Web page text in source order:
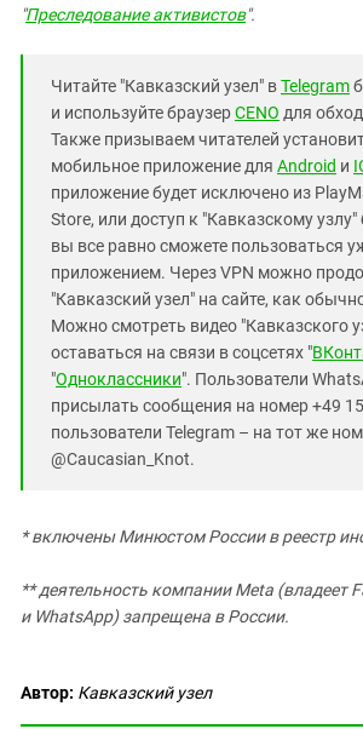
"Преследование активистов".
Читайте "Кавказский узел" вTelegram
и используйте браузерCENO для
Также призываем читателей
мобильное приложение для Android и
приложение будет исключено из
Store, или доступ к "Кавказскому узлу"
вы все равно сможете пользоваться
приложением. Через VPN можно
"Кавказский узел" на сайте, как
Можно смотреть видео "Кавказского
оставаться на связи в соцсетях "
"Одноклассники". Пользователи
присылать сообщения на номер +49
пользователи Telegram – на тот же
@Caucasian_Knot.
* включены Минюстом России в реестр
** деятельность компании Meta (владеет
и WhatsApp) запрещена в России.
Автор: Кавказский узел